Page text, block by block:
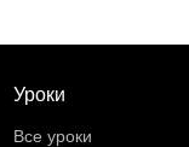
Уроки
Все уроки